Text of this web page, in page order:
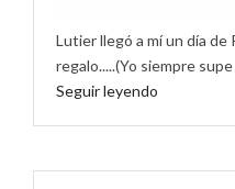
Lutier llegó a mí un día de
regalo.....(Yo siempre
Seguir leyendo